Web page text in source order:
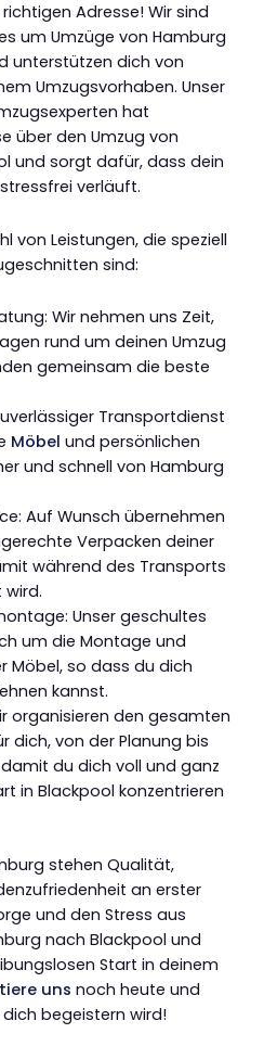
Adresse! Wir sind
um Umzüge von Hamburg
unterstützen dich von
Umzugsvorhaben. Unser
hat
über den Umzug von
und sorgt dafür, dass dein
verläuft.
von Leistungen, die speziell
sind:
Wir nehmen uns Zeit,
rund um deinen Umzug
gemeinsam die beste
Transportdienst
Möbel und persönlichen
und schnell von Hamburg
Auf Wunsch übernehmen
Verpacken deiner
während des Transports
Unser geschultes
um die Montage und
Möbel, so dass du dich
kannst.
organisieren den gesamten
dich, von der Planung bis
du dich voll und ganz
in Blackpool konzentrieren
stehen Qualität,
an erster
und den Stress aus
nach Blackpool und
Start in deinem
uns noch heute und
begeistern wird!